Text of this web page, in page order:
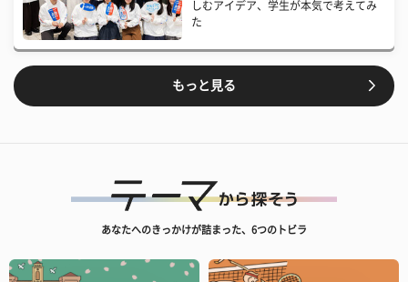
しむアイデア、学生が本気で考えてみ
た
もっと見る
あなたへのきっかけが詰まった、6つのトビラ